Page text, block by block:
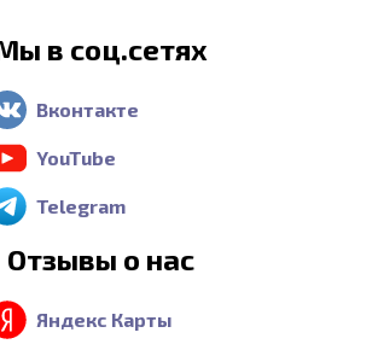
в соц.сетях
Вконтакте
YouTube
Telegram
Отзывы о нас
Яндекс Карты